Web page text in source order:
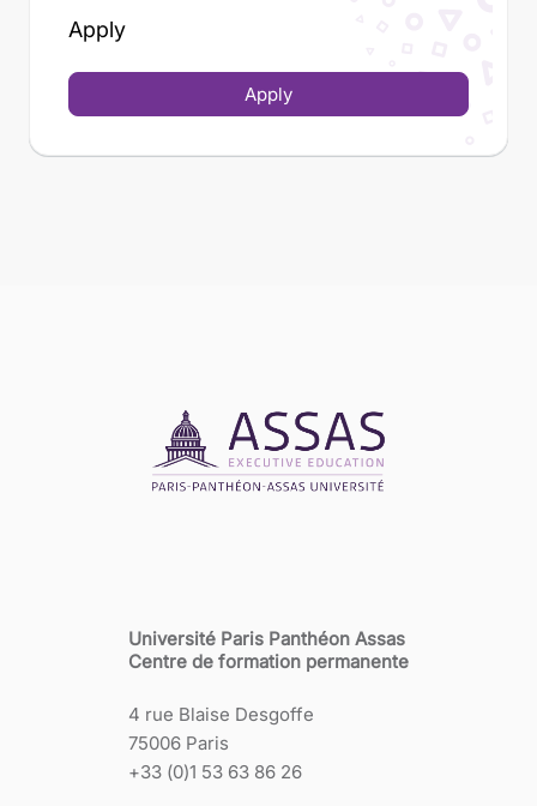
Apply
Apply
Université Paris Panthéon Assas
Centre de formation permanente
4 rue Blaise Desgoffe
75006 Paris
+33 (0)1 53 63 86 26